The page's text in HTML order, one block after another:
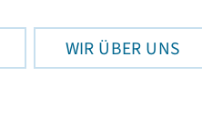
WIR ÜBER UNS